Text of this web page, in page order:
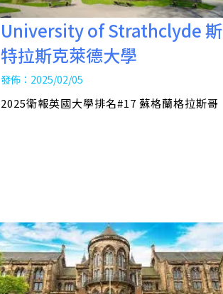
University of Strathclyde 斯
特拉斯克萊德大學
發佈：2025/02/05
2025衛報英國大學排名#17 蘇格蘭格拉斯哥